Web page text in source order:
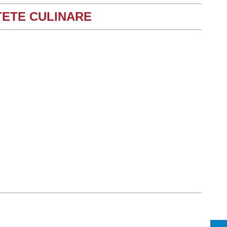
CULINARE